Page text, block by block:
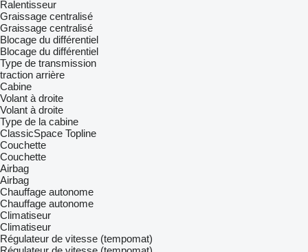
Ralentisseur
Graissage centralisé
Graissage centralisé
Blocage du différentiel
Blocage du différentiel
Type de transmission
traction arrière
Cabine
Volant à droite
Volant à droite
Type de la cabine
ClassicSpace Topline
Couchette
Couchette
Airbag
Airbag
Chauffage autonome
Chauffage autonome
Climatiseur
Climatiseur
Régulateur de vitesse (tempomat)